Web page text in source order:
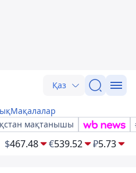
Қаз
Мақалалар
мақтанышы
$467.48 €539.52 ₽5.73